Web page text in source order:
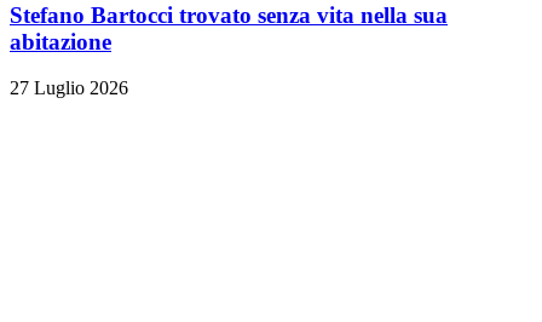
Stefano Bartocci trovato senza vita nella sua
abitazione
27 Luglio 2026